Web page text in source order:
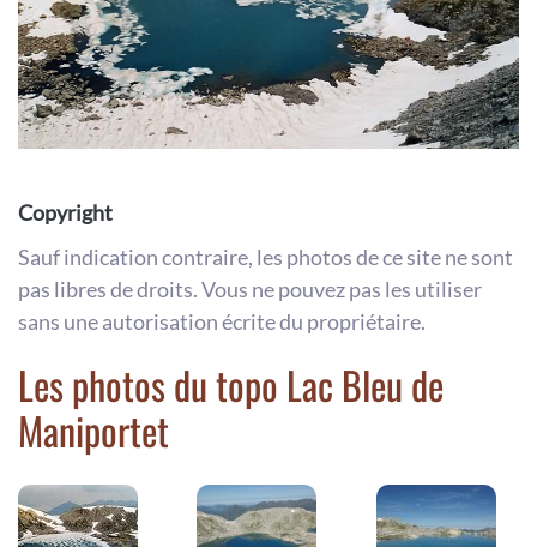
Copyright
Sauf indication contraire, les photos de ce site ne sont
pas libres de droits. Vous ne pouvez pas les utiliser
sans une autorisation écrite du propriétaire.
Les photos du topo Lac Bleu de
Maniportet